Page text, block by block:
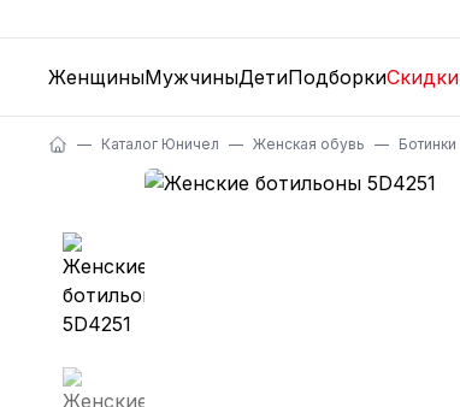
ЖенщиныМужчиныДетиПодборкиСкидки
Каталог Юничел Женская обувь Ботинки